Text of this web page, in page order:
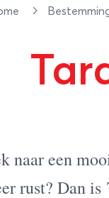
naar een
rust? Dan